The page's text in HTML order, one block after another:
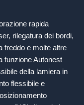
rapida
rilegatura dei bordi,
freddo e molte altre
funzione Autonest
della lamiera in
flessibile e